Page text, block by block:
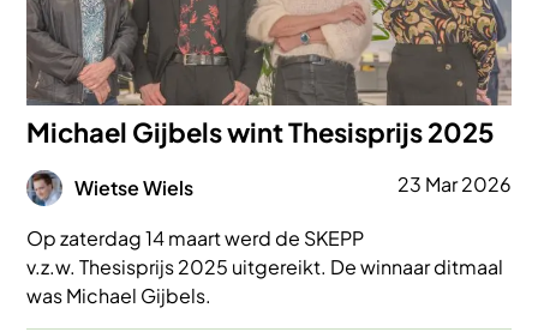
Michael Gijbels wint Thesisprijs 2025
Afbeelding
Wietse Wiels 23 Mar 2026
Op zaterdag 14 maart werd de SKEPP
v.z.w. Thesisprijs 2025 uitgereikt. De winnaar ditmaal
was Michael Gijbels.